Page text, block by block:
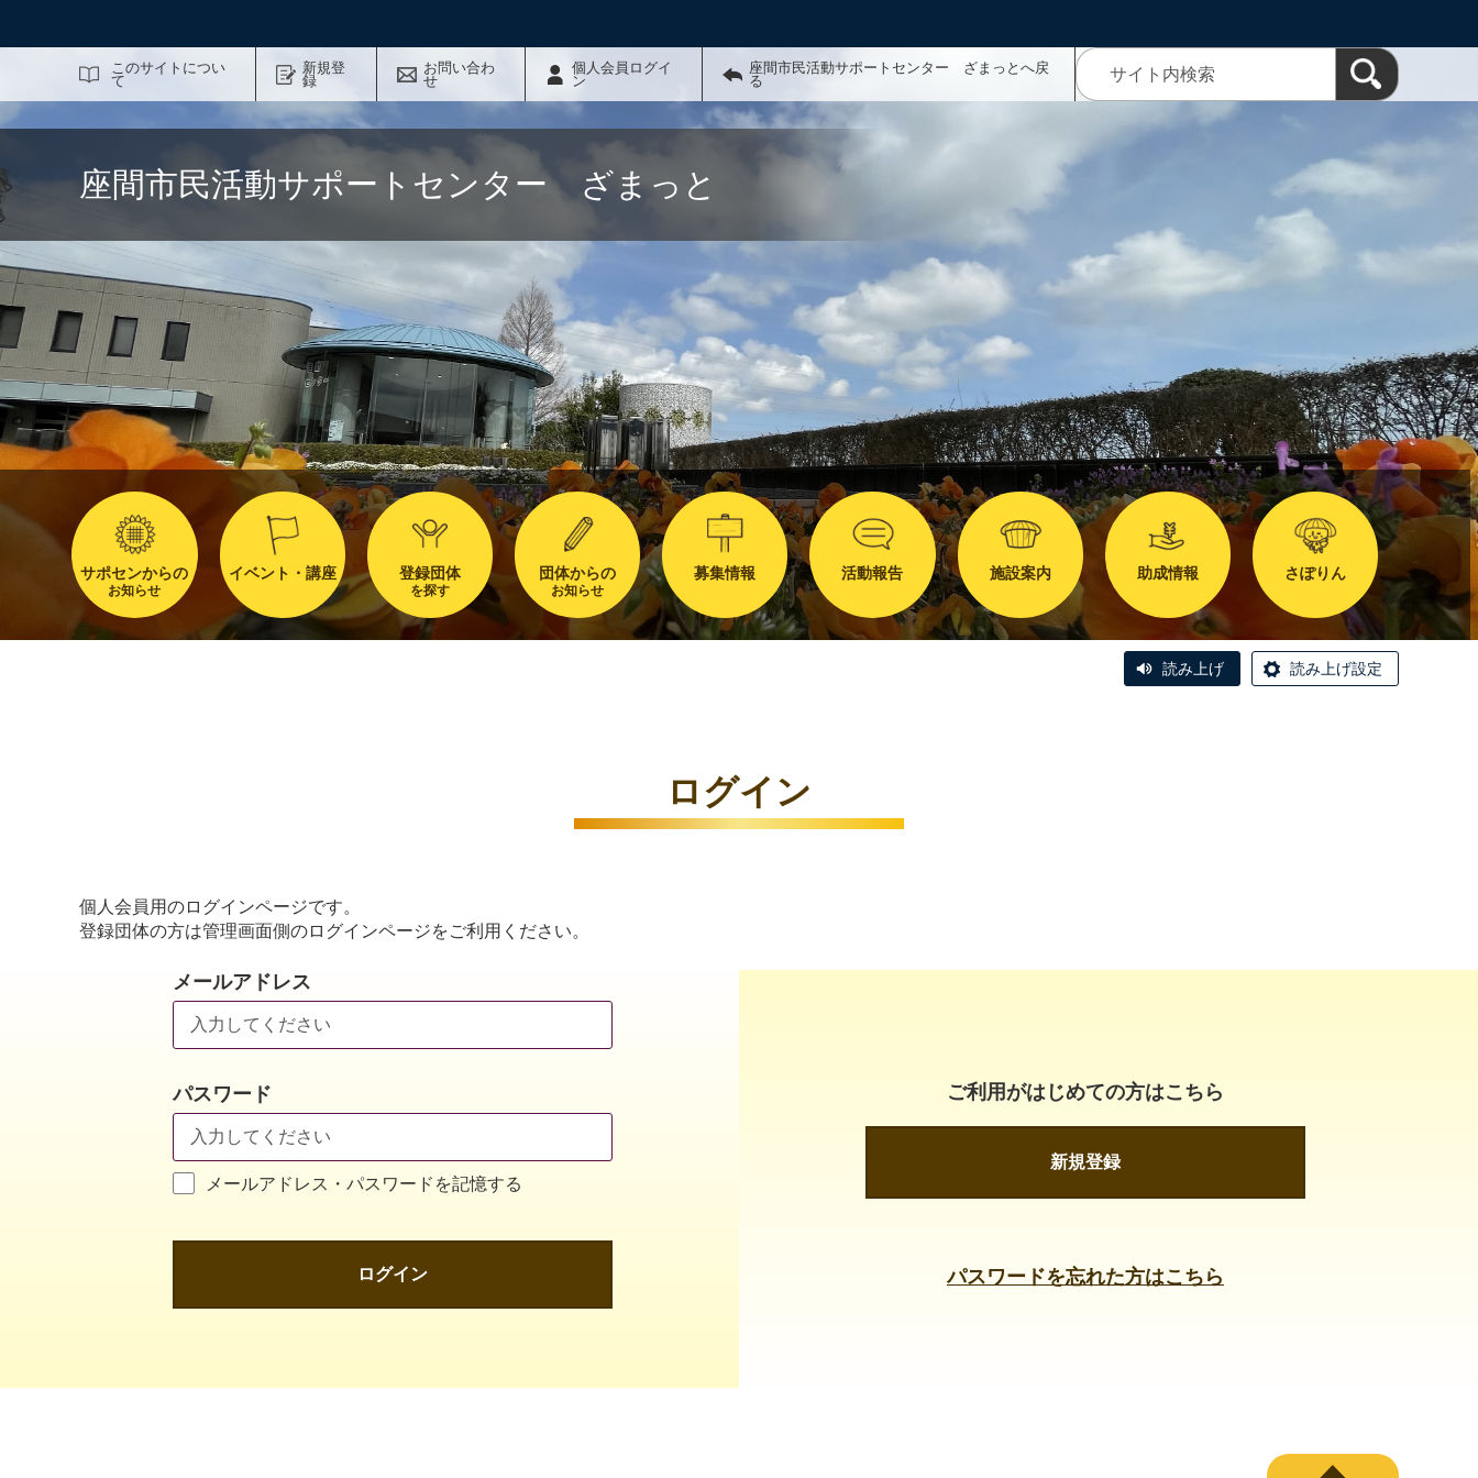
このサイトについ
て
新規登
録
お問い合わ
せ
個人会員ログイ
ン
座間市民活動サポートセンター ざまっとへ戻
る
座間市民活動サポートセンター ざまっと
サポセンからの
お知らせ
イベント・講座 登録団体
を探す
団体からの
お知らせ
募集情報 活動報告 施設案内 助成情報 さぽりん
読み上げ 読み上げ設定
ログイン
個人会員用のログインページです。
登録団体の方は管理画面側のログインページをご利用ください。
メールアドレス
パスワード
メールアドレス・パスワードを記憶する
ログイン
ご利用がはじめての方はこちら
新規登録
パスワードを忘れた方はこちら